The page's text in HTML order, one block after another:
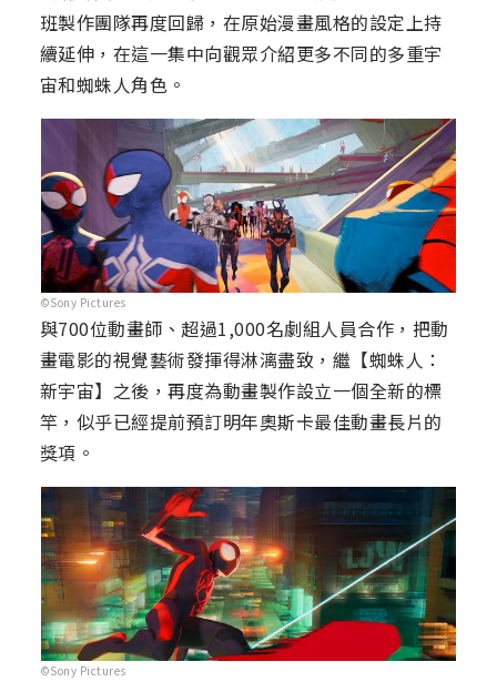
班製作團隊再度回歸，在原始漫畫風格的設定上持
續延伸，在這一集中向觀眾介紹更多不同的多重宇
宙和蜘蛛人角色。
©Sony Pictures
與700位動畫師、超過1,000名劇組人員合作，把動
畫電影的視覺藝術發揮得淋漓盡致，繼【蜘蛛人：
新宇宙】之後，再度為動畫製作設立一個全新的標
竿，似乎已經提前預訂明年奧斯卡最佳動畫長片的
獎項。
©Sony Pictures